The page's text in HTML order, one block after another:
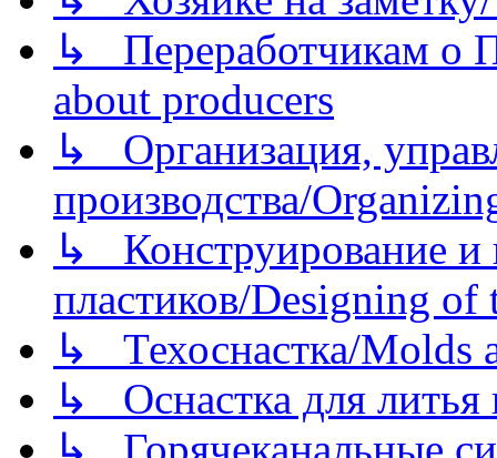
↳ Переработчикам о
about producers
↳ Организация,
производства/
↳ Конструирование и
пластиков/Designing of
↳ Техоснастка/Molds
↳ Оснастка для литья